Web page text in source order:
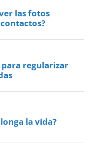
las fotos
para regularizar
la vida?